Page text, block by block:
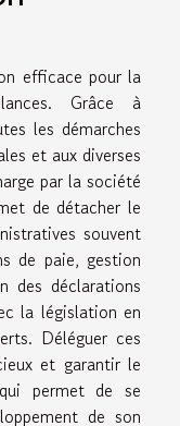
efficace pour la
Grâce à
les démarches
et aux diverses
par la société
de détacher le
souvent
de paie, gestion
des déclarations
la législation en
Déléguer ces
et garantir le
permet de se
de son